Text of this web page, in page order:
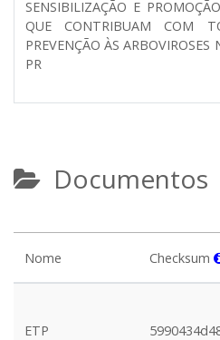
SENSIBILIZAÇÃO E
QUE CONTRIBUAM COM
PREVENÇÃO ÀS
PR
Documentos
Nome Checksum
ETP